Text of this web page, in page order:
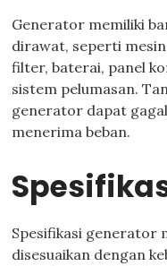
Generator memiliki
dirawat, seperti
filter, baterai, panel
sistem pelumasan.
generator dapat
menerima beban.
Spesifikasi generator
disesuaikan dengan